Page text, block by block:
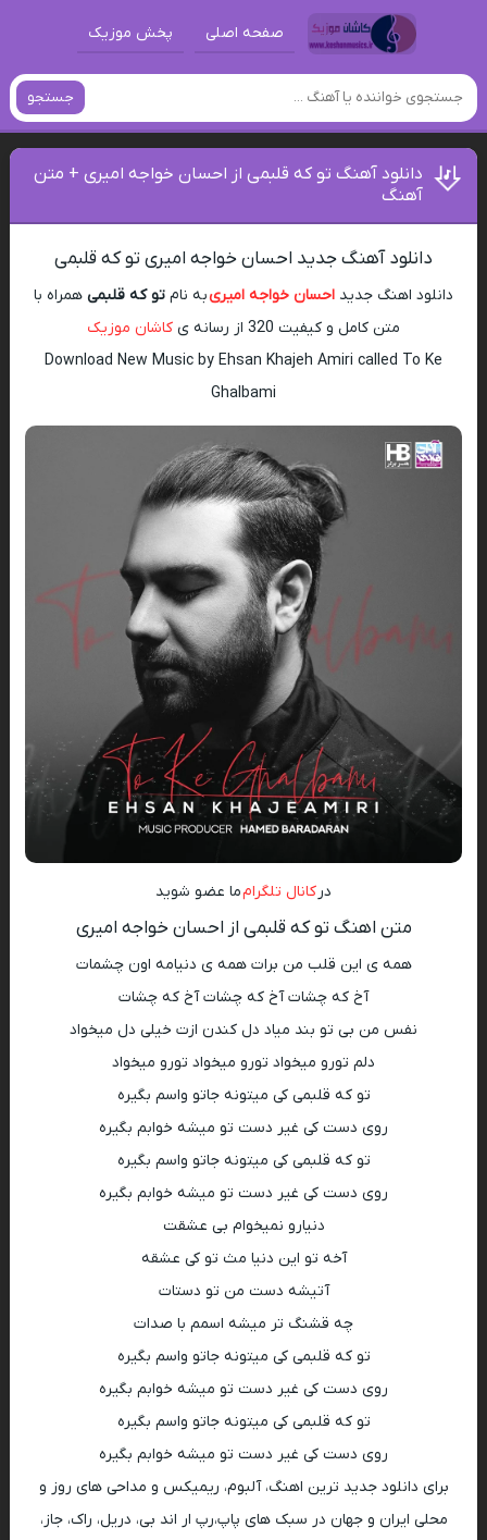
صفحه اصلی پخش موزیک
جستجو
دانلود آهنگ تو که قلبمی از احسان خواجه امیری + متن
آهنگ
دانلود آهنگ جدید احسان خواجه امیری تو که قلبمی
دانلود اهنگ جدید احسان خواجه امیریبه نام تو که قلبمی همراه با
متن کامل و کیفیت 320 از رسانه ی
کاشان موزیک
Download New Music by Ehsan Khajeh Amiri called To Ke
Ghalbami
در کانال تلگرامما عضو شوید
متن اهنگ تو که قلبمی از احسان خواجه امیری
همه ی این قلب من برات همه ی دنیامه اون چشمات
آخ که چشات آخ که چشات آخ که چشات
نفس من بی تو بند میاد دل کندن ازت خیلی دل میخواد
دلم تورو میخواد تورو میخواد تورو میخواد
تو که قلبمی کی میتونه جاتو واسم بگیره
روی دست کی غیر دست تو میشه خوابم بگیره
تو که قلبمی کی میتونه جاتو واسم بگیره
روی دست کی غیر دست تو میشه خوابم بگیره
دنیارو نمیخوام بی عشقت
آخه تو این دنیا مث تو کی عشقه
آتیشه دست من تو دستات
چه قشنگ تر میشه اسمم با صدات
تو که قلبمی کی میتونه جاتو واسم بگیره
روی دست کی غیر دست تو میشه خوابم بگیره
تو که قلبمی کی میتونه جاتو واسم بگیره
روی دست کی غیر دست تو میشه خوابم بگیره
برای دانلود جدید ترین اهنگ، آلبوم، ریمیکس و مداحی های روز و
محلی ایران و جهان در سبک های پاپ،رپ ار اند بی، دریل، راک، جاز،